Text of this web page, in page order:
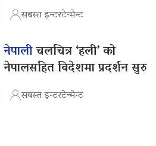
सबस्त इन्टरटेन्मेन्ट
नेपालीचलचित्र ‘हली’ को
नेपालसहित विदेशमा प्रदर्शन सुरु
सबस्त इन्टरटेन्मेन्ट